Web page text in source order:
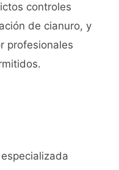
controles
de cianuro, y
profesionales